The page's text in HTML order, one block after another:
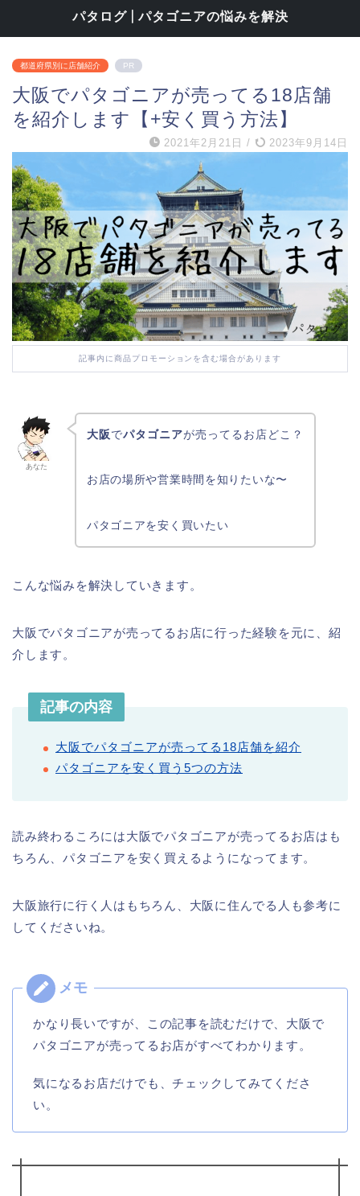
パタログ | パタゴニアの悩みを解決
都道府県別に店舗紹介 PR
大阪でパタゴニアが売ってる18店舗
を紹介します【+安く買う方法】
2021年2月21日 / 2023年9月14日
記事内に商品プロモーションを含む場合があります
あなた
大阪でパタゴニアが売ってるお店どこ？
お店の場所や営業時間を知りたいな〜
パタゴニアを安く買いたい
こんな悩みを解決していきます。
大阪でパタゴニアが売ってるお店に行った経験を元に、紹
介します。
記事の内容
大阪でパタゴニアが売ってる18店舗を紹介
パタゴニアを安く買う5つの方法
読み終わるころには大阪でパタゴニアが売ってるお店はも
ちろん、パタゴニアを安く買えるようになってます。
大阪旅行に行く人はもちろん、大阪に住んでる人も参考に
してくださいね。
かなり長いですが、この記事を読むだけで、大阪で
パタゴニアが売ってるお店がすべてわかります。
気になるお店だけでも、チェックしてみてくださ
い。